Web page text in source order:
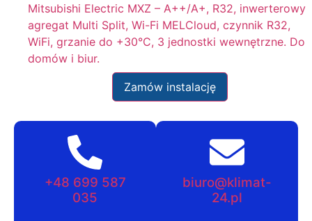
Mitsubishi Electric MXZ – A++/A+, R32, inwerterowy
agregat Multi Split, Wi-Fi MELCloud, czynnik R32,
WiFi, grzanie do +30°C, 3 jednostki wewnętrzne. Do
domów i biur.
Zamów instalację
+48 699 587
035
biuro@klimat-
24.pl